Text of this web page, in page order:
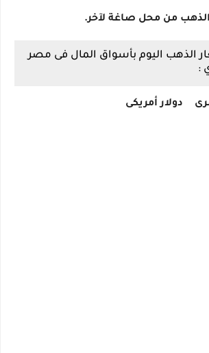
من محل صاغة لآخر.
الذهب اليوم بأسواق المال فى مصر
:
دولار أمريكى